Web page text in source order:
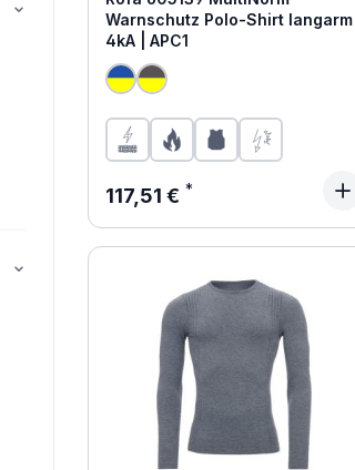
Warnschutz Polo-Shirt langarm
4kA | APC1
Regulärer Preis:
117,51 €